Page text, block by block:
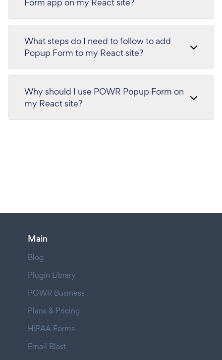
What steps do I need to follow to add
Popup Form to my React site?
Why should I use POWR Popup Form on
my React site?
Main
Blog
Plugin Library
POWR Business
Plans & Pricing
HIPAA Forms
Email Blast